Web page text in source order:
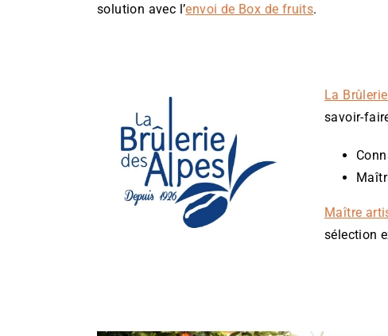
solution avec l’envoi de Box de fruits.
La
savoir-
Maître
sélection